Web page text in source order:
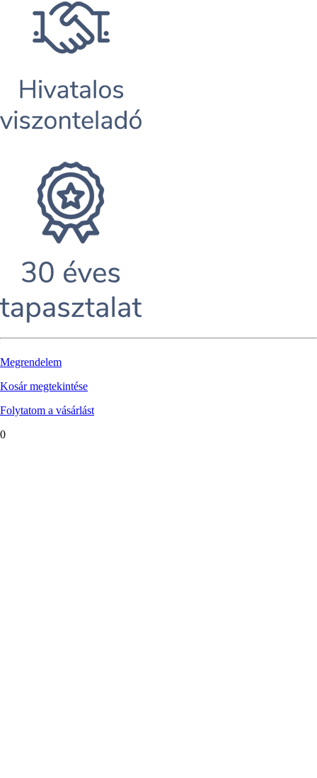
Megrendelem
Kosár megtekintése
Folytatom a vásárlást
0